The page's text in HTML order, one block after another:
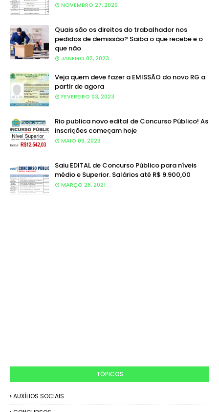
NOVEMBRO 27, 2020
Quais são os direitos do trabalhador nos
pedidos de demissão? Saiba o que recebe e o
que não
JANEIRO 02, 2023
Veja quem deve fazer a EMISSÃO do novo RG a
partir de agora
FEVEREIRO 03, 2023
Rio publica novo edital de Concurso Público! As
inscrições começam hoje
MAIO 09, 2023
Saiu EDITAL de Concurso Público para níveis
médio e Superior. Salários até R$ 9.900,00
MARÇO 26, 2021
TÓPICOS
AUXÍLIOS SOCIAIS